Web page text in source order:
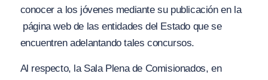
conocer a los jóvenes mediante su publicación en la
página web de las entidades del Estado que se
encuentren adelantando tales concursos.
Al respecto, la Sala Plena de Comisionados, en